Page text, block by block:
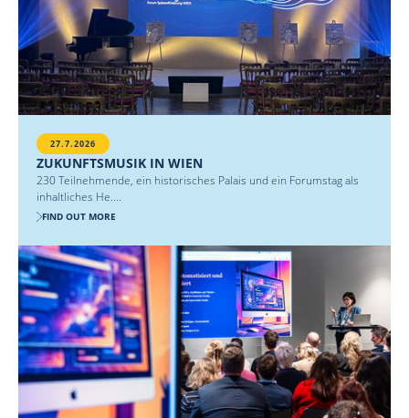
27.7.2026
ZUKUNFTSMUSIK IN WIEN
230 Teilnehmende, ein historisches Palais und ein Forumstag als
inhaltliches He....
FIND OUT MORE